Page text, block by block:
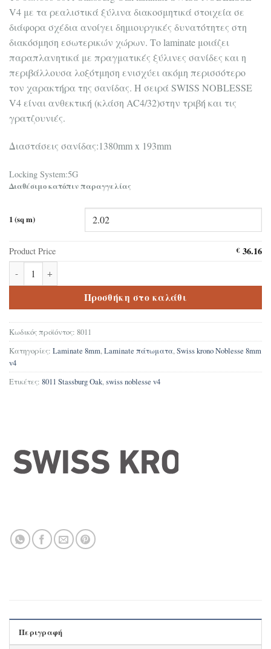
V4 με τα ρεαλιστικά ξύλινα διακοσμητικά στοιχεία σε
διάφορα σχέδια ανοίγει δημιουργικές δυνατότητες στη
διακόσμηση εσωτερικών χώρων. Το laminate μοιάζει
παραπλανητικά με πραγματικές ξύλινες σανίδες και η
περιβάλλουσα λοξότμηση ενισχύει ακόμη περισσότερο
τον χαρακτήρα της σανίδας. Η σειρά SWISS NOBLESSE
V4 είναι ανθεκτική (κλάση AC4/32)στην τριβή και τις
γρατζουνιές.
Διαστάσεις σανίδας:1380mm x 193mm
Locking System:5G
Διαθέσιμο κατόπιν παραγγελίας
1 (sq m)
Product Price €36.16
Δάπεδο Laminate Swiss Krono Noblesse 8011 Stassburg Oak V4
Προσθήκη στο καλάθι
Κωδικός προϊόντος: 8011
Κατηγορίες: Laminate 8mm,Laminate πάτωματα,Swiss krono Noblesse 8mm
v4
Ετικέτες: 8011 Stassburg Oak,swiss noblesse v4
Περιγραφή